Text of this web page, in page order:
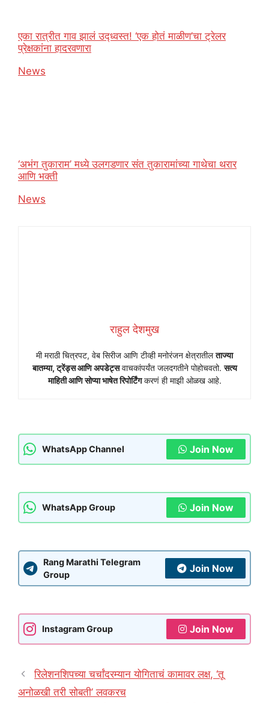
एका रात्रीत गाव झालं उद्ध्वस्त! ‘एक होतं माळीण’चा ट्रेलर
प्रेक्षकांना हादरवणारा
In relation to
News
‘अभंग तुकाराम’ मध्ये उलगडणार संत तुकारामांच्या गाथेचा थरार
आणि भक्ती
In relation to
News
राहुल देशमुख
मी मराठी चित्रपट, वेब सिरीज आणि टीव्ही मनोरंजन क्षेत्रातीलताज्या
बातम्या, ट्रेंड्स आणि अपडेट्सवाचकांपर्यंत जलदगतीने पोहोचवतो.सत्य
माहिती आणि सोप्या भाषेत रिपोर्टिंगकरणं ही माझी ओळख आहे.
WhatsApp Channel Join Now
WhatsApp Group Join Now
Rang Marathi Telegram
Group
Join Now
Instagram Group Join Now
रिलेशनशिपच्या चर्चांदरम्यान योगिताचं कामावर लक्ष, ‘तू
अनोळखी तरी सोबती’ लवकरच